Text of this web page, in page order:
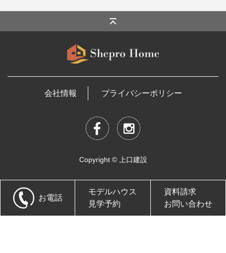
会社情報 プライバシーポリシー
Copyright © 上口建設
お電話
モデルハウス
見学予約
資料請求
お問い合わせ